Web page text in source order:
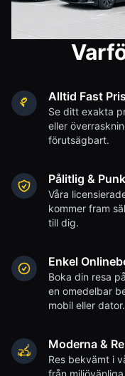
Alltid Fast Pris
Se ditt exakta
eller
förutsägbart.
Pålitlig &
Våra
kommer fram
till dig.
Enkel
Boka din resa
en omedelbar
mobil eller dator.
Moderna &
Res bekvämt i
från